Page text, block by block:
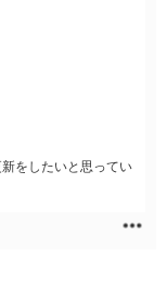
をしたいと思ってい